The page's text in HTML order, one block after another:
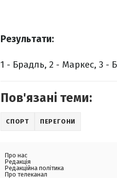
Результати:
1 - Брадль, 2 - Маркес, 3 -
Пов'язані теми:
СПОРТ ПЕРЕГОНИ
Про нас
Редакція
Редакційна політика
Про телеканал